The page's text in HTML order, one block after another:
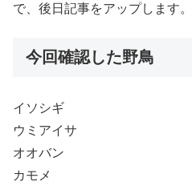
で、後日記事をアップします。
今回確認した野鳥
イソシギ
ウミアイサ
オオバン
カモメ